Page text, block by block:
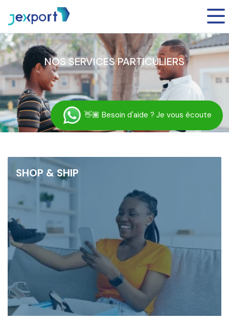
NOS SERVICES PARTICULIERS
👋🏾 Besoin d'aide ? Je vous écoute
SHOP & SHIP